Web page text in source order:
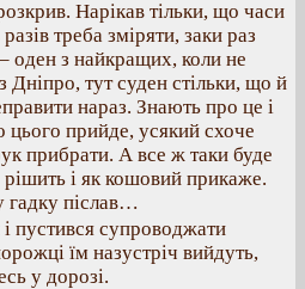
Нарікав тільки, що часи
треба зміряти, заки раз
оден з найкращих, коли не
Дніпро, тут суден стільки, що й
нараз. Знають про це і
прийде, усякий схоче
прибрати. А все ж таки буде
рішить і як кошовий прикаже.
гадку післав…
пустився супроводжати
їм назустріч вийдуть,
у дорозі.